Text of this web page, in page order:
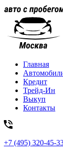
Главная
Кредит
Трейд-Ин
Выкуп
Контакты
+7 (495) 320-45-